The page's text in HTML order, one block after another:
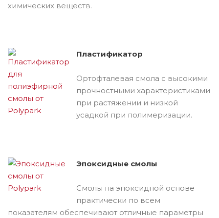
химических веществ.
Пластификатор
Ортофталевая смола с высокими
прочностными характеристиками
при растяжении и низкой
усадкой при полимеризации.
Эпоксидные смолы
Смолы на эпоксидной основе
практически по всем
показателям обеспечивают отличные параметры